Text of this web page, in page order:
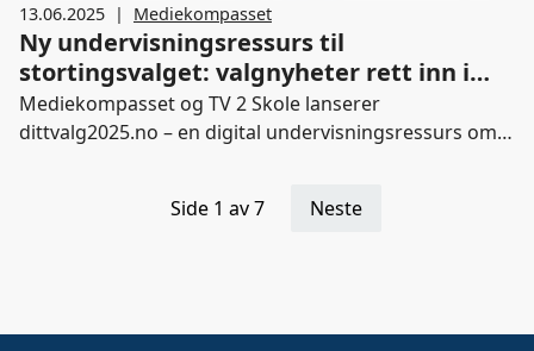
13.06.2025 | Mediekompasset
Ny undervisningsressurs til
stortingsvalget: valgnyheter rett inn i
klasserommet
Mediekompasset og TV 2 Skole lanserer
dittvalg2025.no – en digital undervisningsressurs om
skole, og inneholder oppdatert fagstoff om
gratis tilgang til ekte, dagsaktuelle nyheter fra
Side 1 av 7 Neste